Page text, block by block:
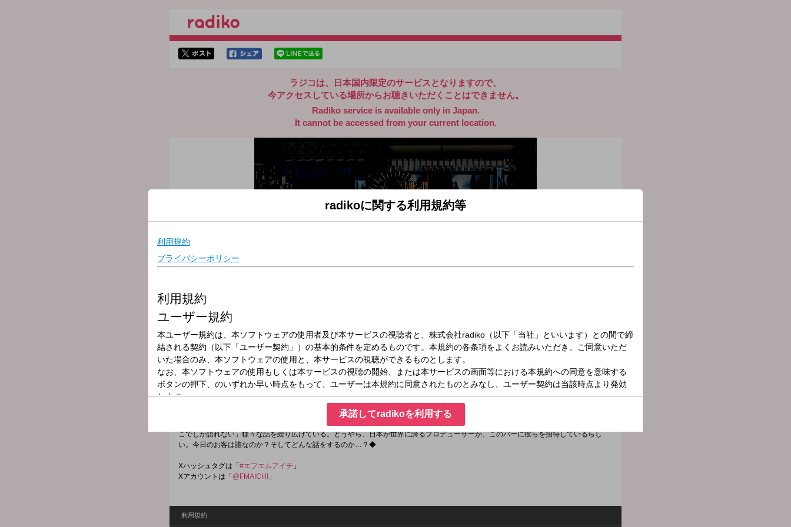
ラジコは、日本国内限定のサービスとなりますので、
今アクセスしている場所からお聴きいただくことはできません。
Radiko service is available only in Japan.
It cannot be accessed from your current location.
放送局
放送時間
2026年5月4日（月）25:00～26:00
番組名
TOKYO SPEAKEASY
今夜は、高橋真麻さんと平野ノラさんがご来店 ！
◆ここには、とんでもない俳優・女優・アーティスト・政治家、また起業家・メディアプロデューサーなどのスゴい方たちが訪れ、「こ
こでしか語れない」様々な話を繰り広げている。どうやら、日本が世界に誇るプロデューサーが、このバーに彼らを招待しているらし
い。今日のお客は誰なのか？そしてどんな話をするのか…？◆
Xハッシュタグは「 #エフエムアイチ 」
Xアカウントは「 @FMAICHI 」
利用規約
radikoに関する利用規約等
承諾してradikoを利用する